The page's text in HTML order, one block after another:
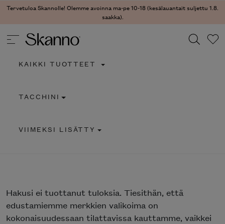
Tervetuloa Skannolle! Olemme avoinna ma-pe 10-18 (kesälauantait suljettu 1.8.
saakka).
Type 2 or more characters for results.
KAIKKI TUOTTEET
TACCHINI
VIIMEKSI LISÄTTY
Hakusi ei tuottanut tuloksia. Tiesithän, että
edustamiemme merkkien valikoima on
kokonaisuudessaan tilattavissa kauttamme, vaikkei